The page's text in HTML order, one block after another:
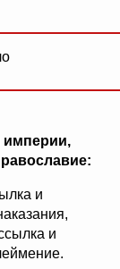
империи,
и
и